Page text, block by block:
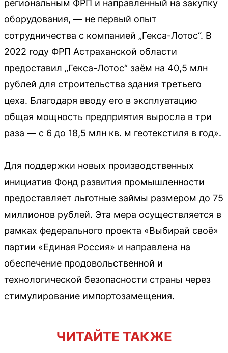
региональным ФРП и направленный на закупку
оборудования, — не первый опыт
сотрудничества с компанией „Гекса-Лотос“. В
2022 году ФРП Астраханской области
предоставил „Гекса-Лотос“ заём на 40,5 млн
рублей для строительства здания третьего
цеха. Благодаря вводу его в эксплуатацию
общая мощность предприятия выросла в три
раза — с 6 до 18,5 млн кв. м геотекстиля в год».
Для поддержки новых производственных
инициатив Фонд развития промышленности
предоставляет льготные займы размером до 75
миллионов рублей. Эта мера осуществляется в
рамках федерального проекта «Выбирай своё»
партии «Единая Россия» и направлена на
обеспечение продовольственной и
технологической безопасности страны через
стимулирование импортозамещения.
ЧИТАЙТЕ ТАКЖЕ